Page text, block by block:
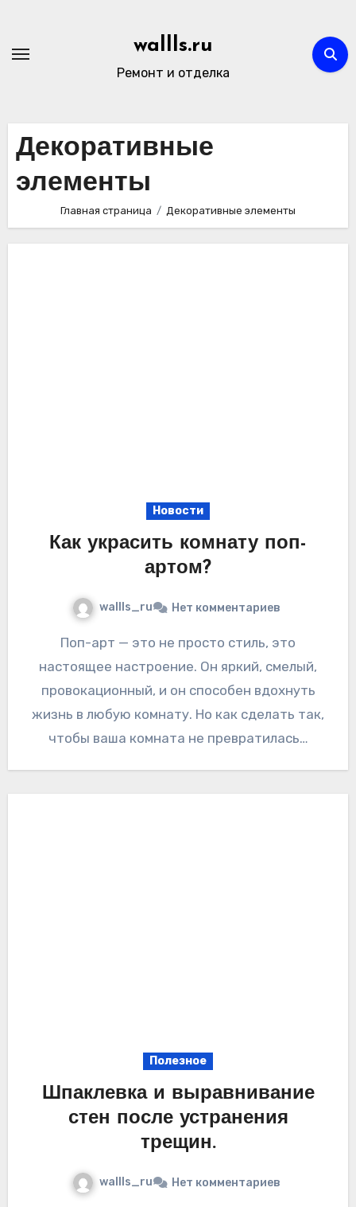
содержимому
wallls.ru
Ремонт и отделка
Декоративные
элементы
Главная страница Декоративные элементы
Новости
Как украсить комнату поп-
артом?
wallls_ru Нет комментариев
Поп-арт — это не просто стиль, это
настоящее настроение. Он яркий, смелый,
провокационный, и он способен вдохнуть
жизнь в любую комнату. Но как сделать так,
чтобы ваша комната не превратилась…
Полезное
Шпаклевка и выравнивание
стен после устранения
трещин.
wallls_ru Нет комментариев